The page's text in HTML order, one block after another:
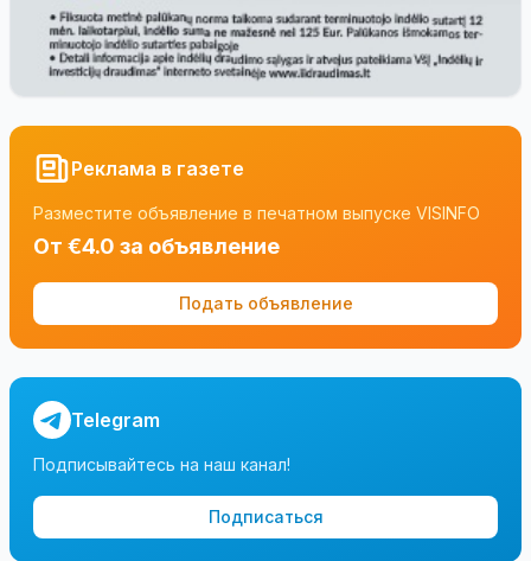
Реклама в газете
Разместите объявление в печатном выпуске VISINFO
От €4.0 за объявление
Подать объявление
Telegram
Подписывайтесь на наш канал!
Подписаться